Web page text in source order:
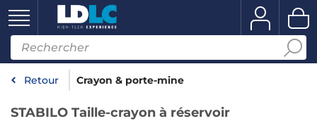
Retour Crayon & porte-mine
STABILO Taille-crayon à réservoir